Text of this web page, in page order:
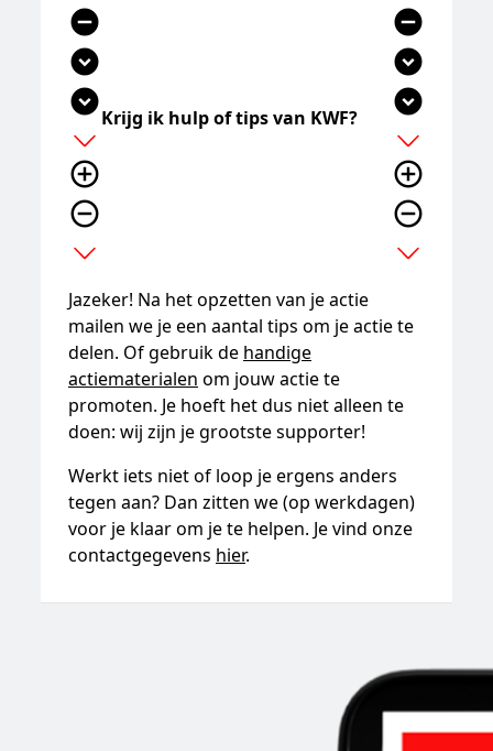
remove_circle
expand_circle_down
expand_circle_down
add
add_circle_outline
remove_circle_outline
expand_more
Krijg ik hulp of tips van KWF?
remove_circle
expand_circle_down
expand_circle_down
add
add_circle_outline
remove_circle_outline
expand_more
Jazeker! Na het opzetten van je actie
mailen we je een aantal tips om je actie te
delen. Of gebruik de handige
actiematerialen om jouw actie te
promoten. Je hoeft het dus niet alleen te
doen: wij zijn je grootste supporter!
Werkt iets niet of loop je ergens anders
tegen aan? Dan zitten we (op werkdagen)
voor je klaar om je te helpen. Je vind onze
contactgegevens hier.